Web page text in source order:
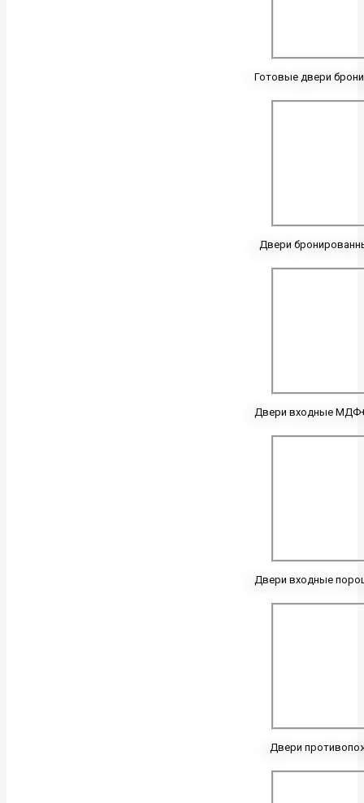
Готовые двери
Двери
Двери входные
Двери входные
Двери